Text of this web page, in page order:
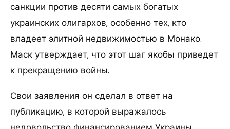
санкции против десяти самых богатых
украинских олигархов, особенно тех, кто
владеет элитной недвижимостью в Монако.
Маск утверждает, что этот шаг якобы приведет
к прекращению войны.
Свои заявления он сделал в ответ на
публикацию, в которой выражалось